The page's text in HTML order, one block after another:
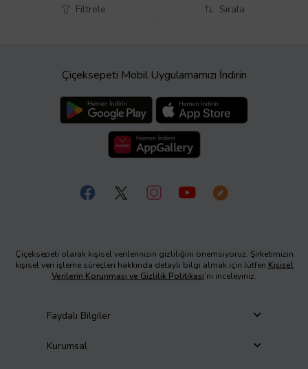
Filtrele Sırala
Çiçeksepeti Mobil Uygulamamızı İndirin
Çiçeksepeti olarak kişisel verilerinizin gizliliğini önemsiyoruz. Şirketimizin
kişisel veri işleme süreçleri hakkında detaylı bilgi almak için lütfen Kişisel
Verilerin Korunması ve Gizlilik Politikası’nı inceleyiniz.
Faydalı Bilgiler
Kurumsal